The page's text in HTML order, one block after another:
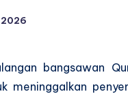
2026
bangsawan
meninggalkan